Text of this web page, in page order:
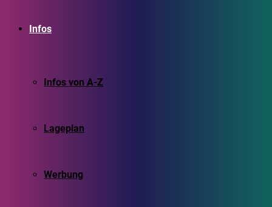
Infos
Infos von A-Z
Lageplan
Werbung